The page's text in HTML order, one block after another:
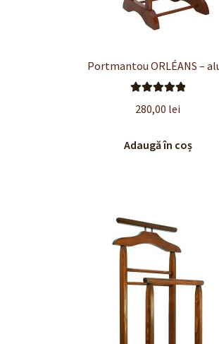
Portmantou ORLÉANS –
5.00
280,00 lei
Adaugă în coș